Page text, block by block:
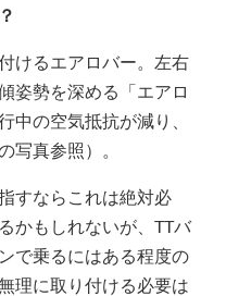
けるエアロバー。左右
姿勢を深める「エアロ
中の空気抵抗が減り、
写真参照）。
すならこれは絶対必
かもしれないが、TTバ
で乗るにはある程度の
理に取り付ける必要は